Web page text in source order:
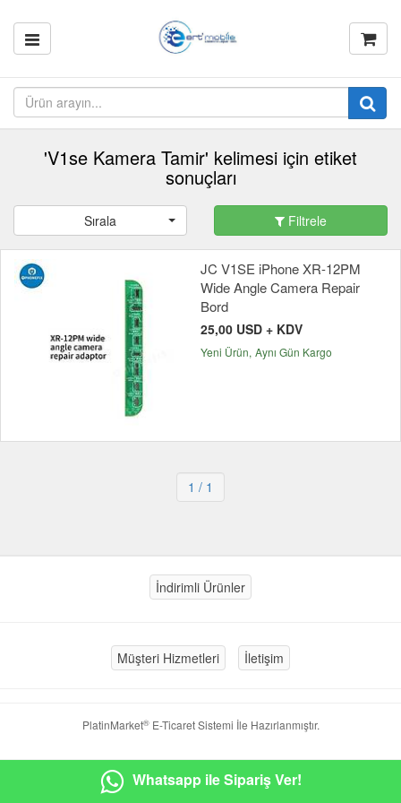
'V1se Kamera Tamir' kelimesi için etiket
sonuçları
Sırala Filtrele
JC V1SE iPhone XR-12PM
Wide Angle Camera Repair
Bord
25,00 USD + KDV
Yeni Ürün Aynı Gün Kargo
1 / 1
İndirimli Ürünler
Müşteri Hizmetleri İletişim
PlatinMarket®E-Ticaret Sistemi İle Hazırlanmıştır.
Whatsapp ile Sipariş Ver!